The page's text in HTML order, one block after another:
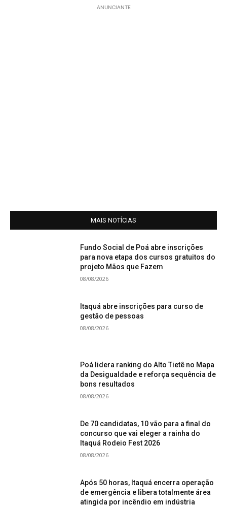
ANUNCIANTE
MAIS NOTÍCIAS
Fundo Social de Poá abre inscrições
para nova etapa dos cursos gratuitos do
projeto Mãos que Fazem
08/08/2026
Itaquá abre inscrições para curso de
gestão de pessoas
08/08/2026
Poá lidera ranking do Alto Tietê no Mapa
da Desigualdade e reforça sequência de
bons resultados
08/08/2026
De 70 candidatas, 10 vão para a final do
concurso que vai eleger a rainha do
Itaquá Rodeio Fest 2026
08/08/2026
Após 50 horas, Itaquá encerra operação
de emergência e libera totalmente área
atingida por incêndio em indústria